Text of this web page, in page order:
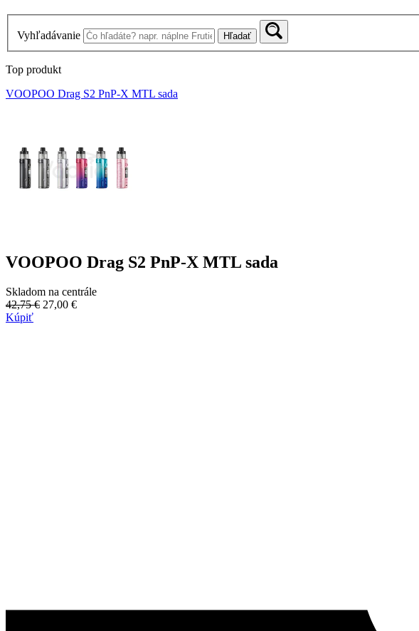
Vyhľadávanie Hľadať
Top produkt
VOOPOO Drag S2 PnP-X MTL sada
VOOPOO Drag S2 PnP-X MTL sada
Skladom na centrále
42,75 € 27,00 €
Kúpiť